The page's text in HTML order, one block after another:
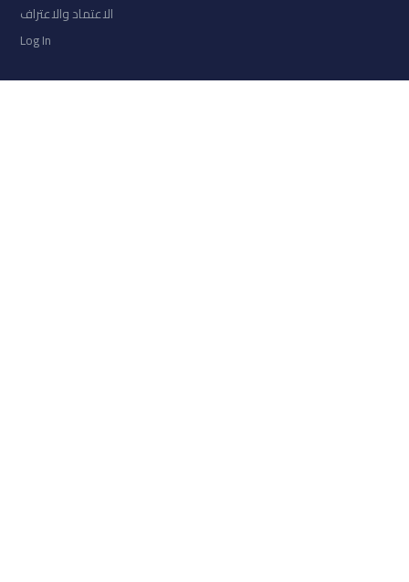
الاعتماد والاعتراف
Log In